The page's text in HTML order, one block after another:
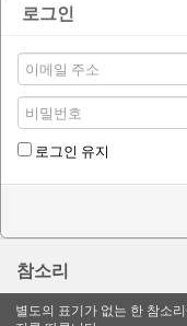
로그인
로그인 유지
참소리
별도의 표기가 없는 한 참소